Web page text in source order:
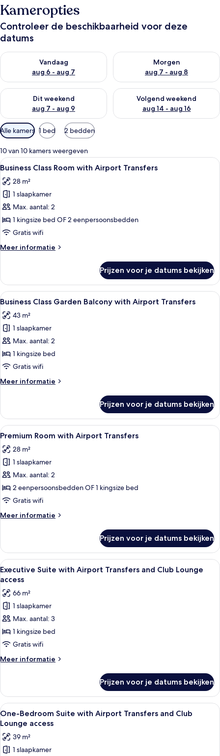
Kameropties
Controleer de beschikbaarheid voor deze
datums
Vandaag
aug 6 - aug 7
De beschikbaarheid controleren voor vanavond aug 6 - aug 7
Morgen
aug 7 - aug 8
De beschikbaarheid
Dit weekend
aug 7 - aug 9
De beschikbaarheid controleren voor dit weekend aug 7 -
Volgend weekend
aug 14 - aug 16
De beschikbaarheid
Beschikbare
filters
voor
kamers
Alle kamers 1 bed 2 bedden
10 van 10 kamers weergeven
Alle
foto's
voor
Business
Class
Room
with
Transfers
Een hotelkamer met een groot bed,
8
Business Class Room with Airport Transfers
28 m²
1 slaapkamer
Max. aantal: 2
1 kingsize bed OF 2 eenpersoonsbedden
Gratis wifi
Meer informatie
Meer
Class
Room
with
Transfers
Prijzen voor je datums bekijken
Alle
foto's
voor
Business
Class
Garden
Balcony
Airport
Een hotelkamer met een groot bed,
10
Business Class Garden Balcony with Airport Transfers
43 m²
1 slaapkamer
Max. aantal: 2
1 kingsize bed
Gratis wifi
Meer informatie
Meer
Class
Garden
Balcony
Airport
Transfers
Prijzen voor je datums bekijken
Alle
foto's
voor
Premium
Room
with
Airport
laden
Hotelkamer met twee bedden, een
12
Premium Room with Airport Transfers
28 m²
1 slaapkamer
Max. aantal: 2
2 eenpersoonsbedden OF 1 kingsize bed
Gratis wifi
Meer informatie
Meer
Room
with
Airport
Transfers
Prijzen voor je datums bekijken
Alle
foto's
voor
Executive
Suite
with
Airport
Transfers
and
Club
access
laden
Een hotelkamer met een groot bed,
9
Executive Suite with Airport Transfers and Club Lounge
access
66 m²
1 slaapkamer
Max. aantal: 3
1 kingsize bed
Gratis wifi
Meer informatie
Meer
Suite
with
Airport
Transfers
Club
Lounge
Prijzen voor je datums bekijken
Alle
foto's
voor
One-
Bedroom
Een moderne hotelkamer met een
19
One-Bedroom Suite with Airport Transfers and Club
Lounge access
39 m²
1 slaapkamer